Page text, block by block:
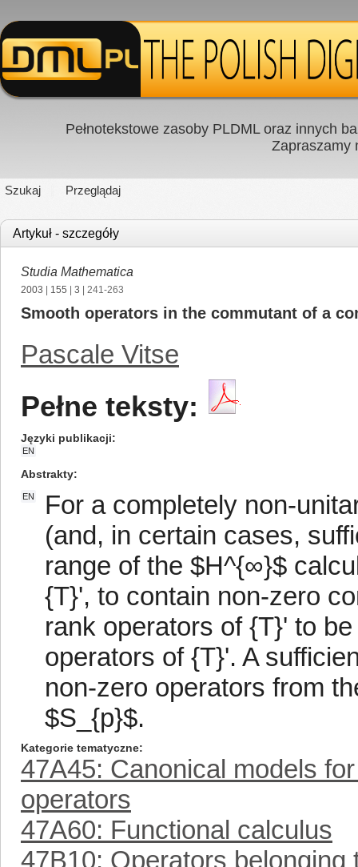
Pełnotekstowe zasoby PLDML oraz innych
Zapraszamy
Szukaj Przeglądaj
Artykuł - szczegóły
Studia Mathematica
2003 155 3 | 241-263
Smooth operators in the commutant of a
Pascale Vitse
Pełne teksty:
Języki publikacji
EN
Abstrakty
EN
For a completely non-
(and, in certain cases,
range of the $H^{∞}$
{T}', to contain non-zero
rank operators of {T}' to
operators of {T}'. A
non-zero operators from
$S_{p}$.
Kategorie tematyczne
47A45: Canonical models
operators
47A60: Functional calculus
47B10: Operators